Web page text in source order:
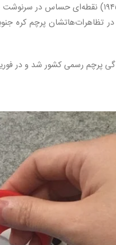
دوران استعمار ژاپن (۱۹۱۰ تا ۱۹۴۵)
تظاهرات‌هاتشان پرچم کره
ابعاد، رنگ‌ها و تناسبات آن به شکل استاندارد امروزی تغییر